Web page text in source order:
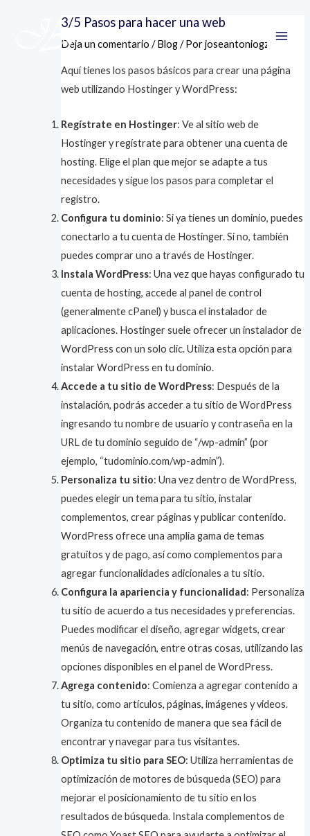
3/5 Pasos para hacer una web
Deja un comentario /Blog/ Porjoseantoniogzl.com
Aquí tienes los pasos básicos para crear una página
web utilizando Hostinger y WordPress:
Regístrate en Hostinger: Ve al sitio web de
Hostinger y regístrate para obtener una cuenta de
hosting. Elige el plan que mejor se adapte a tus
necesidades y sigue los pasos para completar el
registro.
Configura tu dominio: Si ya tienes un dominio, puedes
conectarlo a tu cuenta de Hostinger. Si no, también
puedes comprar uno a través de Hostinger.
Instala WordPress: Una vez que hayas configurado tu
cuenta de hosting, accede al panel de control
(generalmente cPanel) y busca el instalador de
aplicaciones. Hostinger suele ofrecer un instalador de
WordPress con un solo clic. Utiliza esta opción para
instalar WordPress en tu dominio.
Accede a tu sitio de WordPress: Después de la
instalación, podrás acceder a tu sitio de WordPress
ingresando tu nombre de usuario y contraseña en la
URL de tu dominio seguido de “/wp-admin” (por
ejemplo, “tudominio.com/wp-admin”).
Personaliza tu sitio: Una vez dentro de WordPress,
puedes elegir un tema para tu sitio, instalar
complementos, crear páginas y publicar contenido.
WordPress ofrece una amplia gama de temas
gratuitos y de pago, así como complementos para
agregar funcionalidades adicionales a tu sitio.
Configura la apariencia y funcionalidad: Personaliza
tu sitio de acuerdo a tus necesidades y preferencias.
Puedes modificar el diseño, agregar widgets, crear
menús de navegación, entre otras cosas, utilizando las
opciones disponibles en el panel de WordPress.
Agrega contenido: Comienza a agregar contenido a
tu sitio, como artículos, páginas, imágenes y videos.
Organiza tu contenido de manera que sea fácil de
encontrar y navegar para tus visitantes.
Optimiza tu sitio para SEO: Utiliza herramientas de
optimización de motores de búsqueda (SEO) para
mejorar el posicionamiento de tu sitio en los
resultados de búsqueda. Instala complementos de
de
entradas